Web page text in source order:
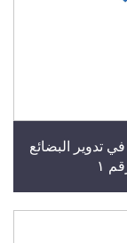
تدوير البضائع
١